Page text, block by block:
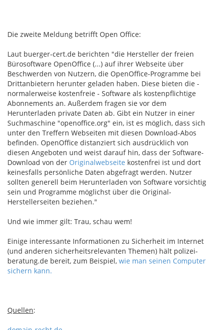
Die zweite Meldung betrifft Open Office:
Laut buerger-cert.de berichten "die Hersteller der freien
Bürosoftware OpenOffice (...) auf ihrer Webseite über
Beschwerden von Nutzern, die OpenOffice-Programme bei
Drittanbietern herunter geladen haben. Diese bieten die -
normalerweise kostenfreie - Software als kostenpflichtige
Abonnements an. Außerdem fragen sie vor dem
Herunterladen private Daten ab. Gibt ein Nutzer in einer
Suchmaschine "openoffice.org" ein, ist es möglich, dass sich
unter den Treffern Webseiten mit diesen Download-Abos
befinden. OpenOffice distanziert sich ausdrücklich von
diesen Angeboten und weist darauf hin, dass der Software-
Download von der Originalwebseite kostenfrei ist und dort
keinesfalls persönliche Daten abgefragt werden. Nutzer
sollten generell beim Herunterladen von Software vorsichtig
sein und Programme möglichst über die Original-
Herstellerseiten beziehen."
Und wie immer gilt: Trau, schau wem!
Einige interessante Informationen zu Sicherheit im Internet
(und anderen sicherheitsrelevanten Themen) hält polizei-
beratung.de bereit, zum Beispiel, wie man seinen Computer
sichern kann.
Quellen: